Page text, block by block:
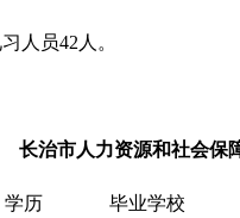
人员42人。
长治市人力资源和社会保
学历 毕业学校